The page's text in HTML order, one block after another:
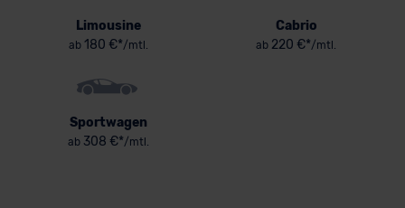
Limousine
ab 180 €*/mtl.
Cabrio
ab 220 €*/mtl.
Sportwagen
ab 308 €*/mtl.